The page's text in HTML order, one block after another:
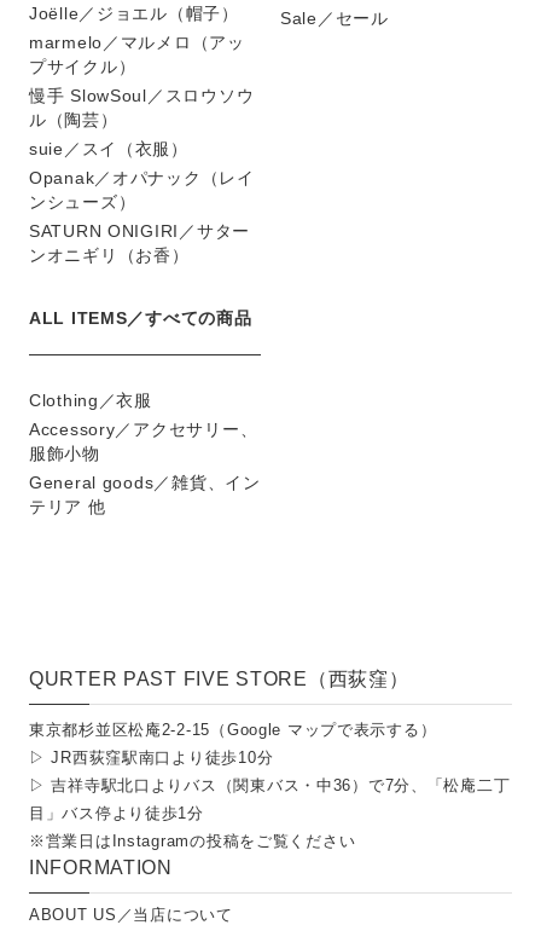
Joëlle／ジョエル（帽子）
marmelo／マルメロ（アッ
プサイクル）
慢手 SlowSoul／スロウソウ
ル（陶芸）
suie／スイ（衣服）
Opanak／オパナック（レイ
ンシューズ）
SATURN ONIGIRI／サター
ンオニギリ（お香）
Sale／セール
ALL ITEMS／すべての商品
Clothing／衣服
Accessory／アクセサリー、
服飾小物
General goods／雑貨、イン
テリア 他
QURTER PAST FIVE STORE（西荻窪）
東京都杉並区松庵2-2-15（ Google マップで表示する ）
▷ JR西荻窪駅南口より徒歩10分
▷ 吉祥寺駅北口よりバス（関東バス・中36）で7分、「松庵二丁
目」バス停より徒歩1分
※営業日は Instagramの投稿をご覧ください
INFORMATION
ABOUT US／当店について